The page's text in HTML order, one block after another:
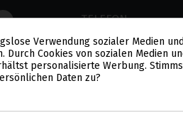
TELEFON
0800 – 28 300 28
(Kostenlose Hotline)
Verwendung sozialer Medien
Durch Cookies von sozialen Medien
personalisierte Werbung.
Daten zu?